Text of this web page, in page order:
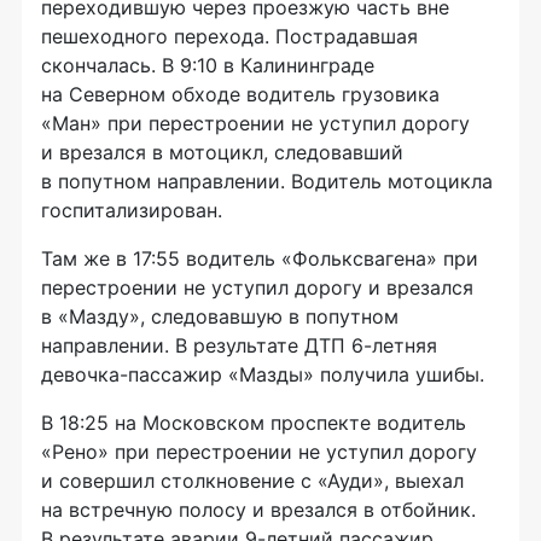
переходившую через проезжую часть вне
пешеходного перехода. Пострадавшая
скончалась. В 9:10 в Калининграде
на Северном обходе водитель грузовика
«Ман» при перестроении не уступил дорогу
и врезался в мотоцикл, следовавший
в попутном направлении. Водитель мотоцикла
госпитализирован.
Там же в 17:55 водитель «Фольксвагена» при
перестроении не уступил дорогу и врезался
в «Мазду», следовавшую в попутном
направлении. В результате ДТП 6-летняя
девочка-пассажир «Мазды» получила ушибы.
В 18:25 на Московском проспекте водитель
«Рено» при перестроении не уступил дорогу
и совершил столкновение с «Ауди», выехал
на встречную полосу и врезался в отбойник.